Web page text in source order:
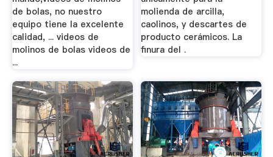
de bolas, no nuestro
equipo tiene la excelente
calidad, ... videos de
molinos de bolas videos de
...
molienda de arcilla,
caolinos, y descartes de
producto cerámicos. La
finura del .